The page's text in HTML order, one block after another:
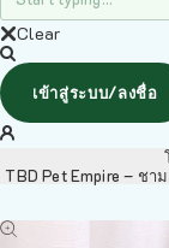
Clear
เข้าสู่ระบบ/ลงชื่อ
TBD Pet Empire – ช